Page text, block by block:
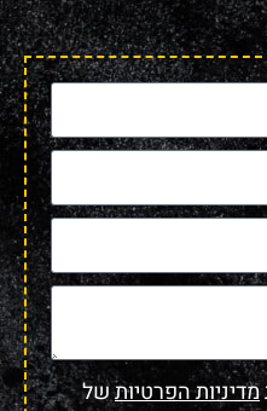
מדיניות הפרטיותשל